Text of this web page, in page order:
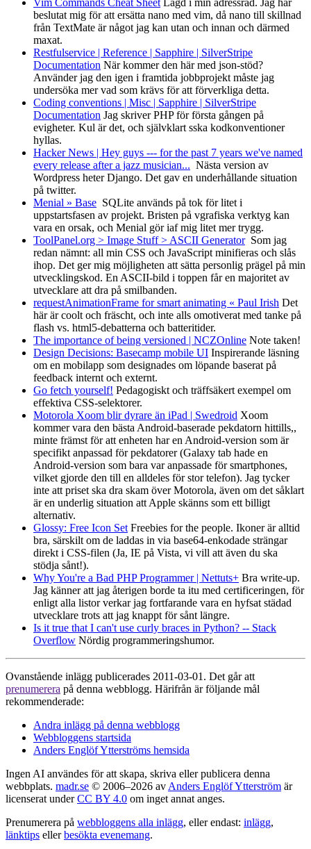
beslutat mig för att ersätta nano med vim, då nano till skillnad
från TextMate är något jag kan utan och innan och därmed
maxat.
Restfulservice | Reference | Sapphire | SilverStripe
Documentation När kommer den här med json-stöd?
Använder jag den igen i framtida jobbprojekt måste jag
undersöka mer vad som krävs för att förverkliga detta.
Coding conventions | Misc | Sapphire | SilverStripe
Documentation Jag skriver PHP för första gången på
evigheter. Kul är det, och självklart sska kodkonventioner
hyllas.
Hacker News | Hey guys --- for the past 7 years we've named
every release after a jazz musician... Nästa version av
Wordpress heter Django. Det gav en underhållande situation
på twitter.
Menial » Base SQLite används på tok för litet i
uppstartsfasen av projekt. Bristen på vgrafiska verktyg kan
vara en orsak, och Menial gör iaf mig litet mer trygg.
ToolPanel.org > Image Stuff > ASCII GeneratorSom jag
redan nämnt: all min CSS och JavaScript minifieras och slås
ihop. Det ger mig möjligheten att sätta personlig prägel på min
utvecklingskod. En ASCII-bild i toppen får en majoritet av
utvecklare att dra på smilbanden.
requestAnimationFrame for smart animating « Paul Irish Det
här är coolt och fräscht, och inte alls omotiverat med tanke på
flash vs. html5-debatterna och batteritider.
The importance of being versioned | NCZOnline Note taken!
Design Decisions: Basecamp mobile UI Inspirerande läsning
om en mobilapp som designades om löpande baserat på
feedback internt och externt.
Go fetch yourself! Pedagogiskt och träffsäkert exempel om
effektiva CSS-selektorer.
Motorola Xoom blir dyrare än iPad | Swedroid Xoom
kommer vara den bästa Android-baserade pekdatorn hittills,,
minte främst för att enheten har en Android-version som är
specifikt anpassad för pekdatorer (Galaxy tab hade en
Android-version som bara var anpassade för smartphones,
vilket gjorde den till en alldeles för stor telefon). Jag tycker
inte att priset ska dra skam över Motorola, även om det såklart
är en underlig situation att Apple skänns som ett billigt
alternativ.
Glossy: Free Icon Set Freebies for the people. Ikoner är alltid
bra, särskilt om de laddas in via base64-enkodade strängar
direkt i CSS-filen (Ja, IE på Vista, vi vill att även du ska
stödja sånt!).
Why You're a Bad PHP Programmer | Nettuts+ Bra write-up.
Jag känner att jag återigen borde ta itu med certificeringen, för
enligt alla listor verkar jag fortfarande vara en hyfsat städad
utvecklare trots att jag knappt för sånt längre.
Is it true that I can't use curly braces in Python? -- Stack
Overflow Nördig programmeringshumor.
Ovanstående inlägg publicerades 2011-03-01. Det går att
prenumerera på denna webblogg. Härifrån är följande mål
rekommenderade:
Andra inlägg på denna webblogg
Webbloggens startsida
Anders Englöf Ytterströms hemsida
Ingen AI användes för att skapa, skriva eller publicera denna
webbplats. madr.se © 2006–2026 av Anders Englöf Ytterström är
licenserat underCC BY 4.0 om inget annat anges.
Prenumerera på webbloggens alla inlägg, eller endast: inlägg,
länktips ellerbesökta evenemang.